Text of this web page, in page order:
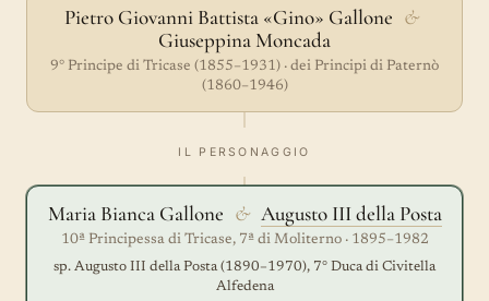
Pietro Giovanni Battista «Gino» Gallone &
Giuseppina Moncada
9° Principe di Tricase (1855–1931) · dei Principi di Paternò
(1860–1946)
IL PERSONAGGIO
Maria Bianca Gallone & Augusto III della Posta
10ª Principessa di Tricase, 7ª di Moliterno · 1895–1982
sp. Augusto III della Posta (1890–1970), 7° Duca di Civitella
Alfedena